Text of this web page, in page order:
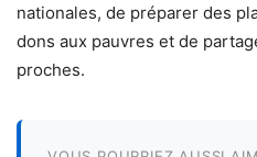
nationales, de préparer des
dons aux pauvres et de
proches.